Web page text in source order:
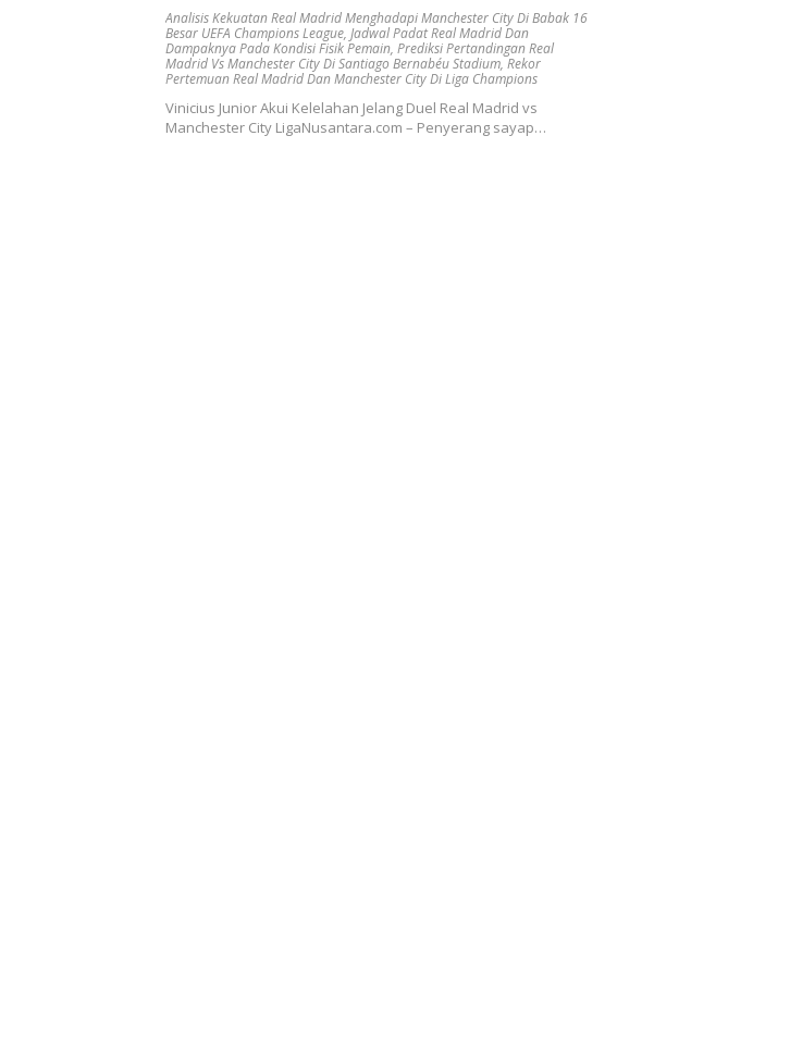
Analisis Kekuatan Real Madrid Menghadapi Manchester City Di Babak 16
Besar UEFA Champions League, Jadwal Padat Real Madrid Dan
Dampaknya Pada Kondisi Fisik Pemain, Prediksi Pertandingan Real
Madrid Vs Manchester City Di Santiago Bernabéu Stadium, Rekor
Pertemuan Real Madrid Dan Manchester City Di Liga Champions
Vinicius Junior Akui Kelelahan Jelang Duel Real Madrid vs
Manchester City LigaNusantara.com – Penyerang sayap…